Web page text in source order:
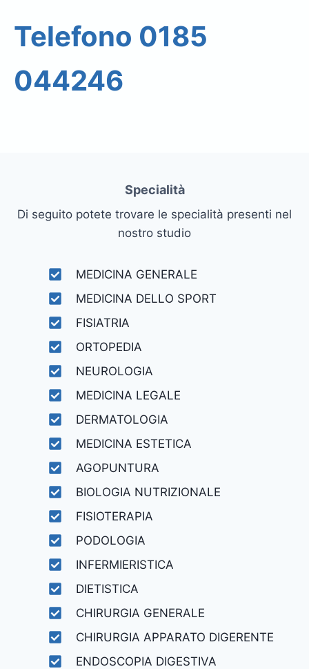
Telefono 0185
044246
Specialità
Di seguito potete trovare le specialità presenti nel
nostro studio
MEDICINA GENERALE
MEDICINA DELLO SPORT
FISIATRIA
ORTOPEDIA
NEUROLOGIA
MEDICINA LEGALE
DERMATOLOGIA
MEDICINA ESTETICA
AGOPUNTURA
BIOLOGIA NUTRIZIONALE
FISIOTERAPIA
PODOLOGIA
INFERMIERISTICA
DIETISTICA
CHIRURGIA GENERALE
CHIRURGIA APPARATO DIGERENTE
ENDOSCOPIA DIGESTIVA